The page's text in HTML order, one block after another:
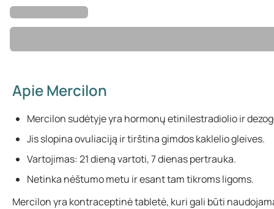
Apie Mercilon
Mercilon sudėtyje yra hormonų etinilestradiolio ir
Jis slopina ovuliaciją ir tirština gimdos kaklelio gleives.
Vartojimas: 21 dieną vartoti, 7 dienas pertrauka.
Netinka nėštumo metu ir esant tam tikroms ligoms.
Mercilon yra kontraceptinė tabletė, kuri gali būti